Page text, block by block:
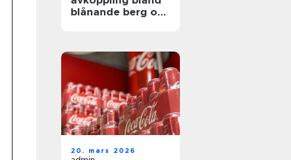
blånande berg och
20. mars 2026